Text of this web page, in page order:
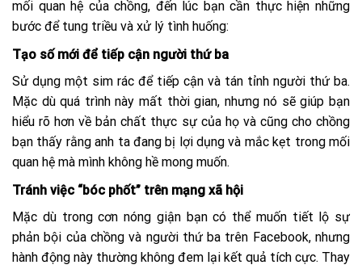
mối quan hệ của chồng, đến lúc bạn cần thực hiện những
bước để tung triều và xử lý tình huống:
Tạo số mới để tiếp cận người thứ ba
Sử dụng một sim rác để tiếp cận và tán tỉnh người thứ ba.
Mặc dù quá trình này mất thời gian, nhưng nó sẽ giúp bạn
hiểu rõ hơn về bản chất thực sự của họ và cũng cho chồng
bạn thấy rằng anh ta đang bị lợi dụng và mắc kẹt trong mối
quan hệ mà mình không hề mong muốn.
Tránh việc “bóc phốt” trên mạng xã hội
Mặc dù trong cơn nóng giận bạn có thể muốn tiết lộ sự
phản bội của chồng và người thứ ba trên Facebook, nhưng
hành động này thường không đem lại kết quả tích cực. Thay